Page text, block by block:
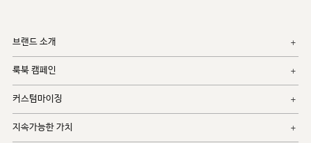
브랜드 소개
룩북 캠페인
커스텀마이징
지속가능한 가치